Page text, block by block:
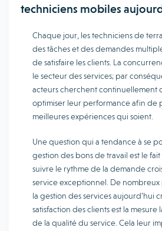
techniciens mobiles
Chaque jour, les techniciens de
des tâches et des demandes
de satisfaire les clients. La
le secteur des services; par
acteurs cherchent continuellement
optimiser leur performance afin de
meilleures expériences qui soient.
Une question qui a tendance à se
gestion des bons de travail est le
suivre le rythme de la demande
service exceptionnel. De nombreux
la gestion des services aujourd’hui
satisfaction des clients est la mesure
de la qualité du service. Cela leur